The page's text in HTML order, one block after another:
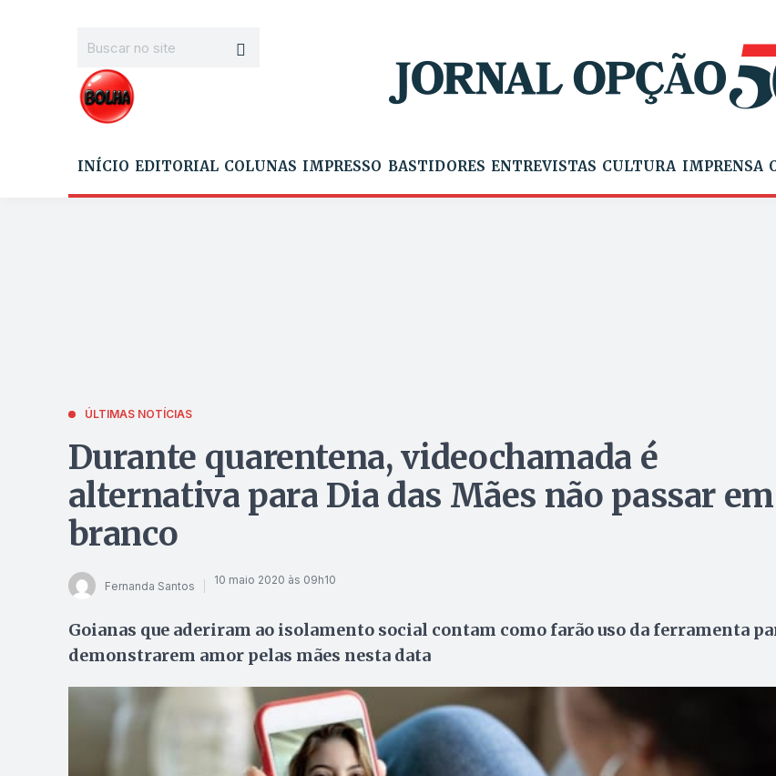
INÍCIO EDITORIAL COLUNAS IMPRESSO BASTIDORES ENTREVISTAS CULTURA IMPRENSA
ÚLTIMAS NOTÍCIAS
Durante quarentena, videochamada é
alternativa para Dia das Mães não passar em
branco
Fernanda Santos 10 maio 2020 às 09h10
Goianas que aderiram ao isolamento social contam como farão uso da ferramenta
demonstrarem amor pelas mães nesta data